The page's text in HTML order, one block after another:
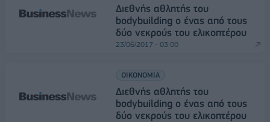
Διεθνής αθλητής του
bodybuilding ο ένας από τους
δύο νεκρούς του ελικοπτέρου
23/06/2017 - 03:00
ΟΙΚΟΝΟΜΙΑ
Διεθνής αθλητής του
bodybuilding ο ένας από τους
δύο νεκρούς του ελικοπτέρου